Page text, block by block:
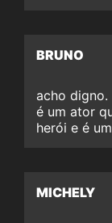
BRUNO
acho digno.
é um ator
herói e é
MICHELY